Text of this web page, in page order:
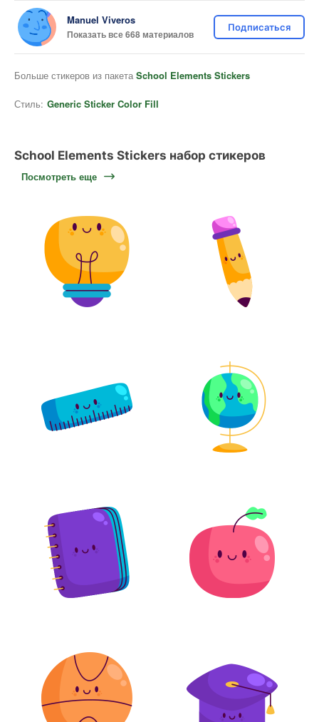
Manuel Viveros
Показать все 668 материалов
Подписаться
Больше стикеров из пакета School Elements Stickers
Стиль: Generic Sticker Color Fill
School Elements Stickers набор стикеров
Посмотреть еще